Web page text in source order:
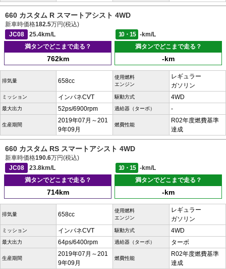
660 カスタム R スマートアシスト 4WD
新車時価格182.5万円(税込)
JC08
25.4km/L 10・15
-km/L
満タンでどこまで走る？
762km
満タンでどこまで走る？
-km
排気量 658cc
使用燃料
エンジン
レギュラー
ガソリン
ミッション インパネCVT 駆動方式 4WD
最大出力 52ps/6900rpm 過給器（ターボ） -
生産期間
2019年07月～201
9年09月
燃費性能
R02年度燃費基準
達成
660 カスタム RS スマートアシスト 4WD
新車時価格190.6万円(税込)
JC08
23.8km/L 10・15
-km/L
満タンでどこまで走る？
714km
満タンでどこまで走る？
-km
排気量 658cc
使用燃料
エンジン
レギュラー
ガソリン
ミッション インパネCVT 駆動方式 4WD
最大出力 64ps/6400rpm 過給器（ターボ） ターボ
生産期間
2019年07月～201
9年09月
燃費性能
R02年度燃費基準
達成